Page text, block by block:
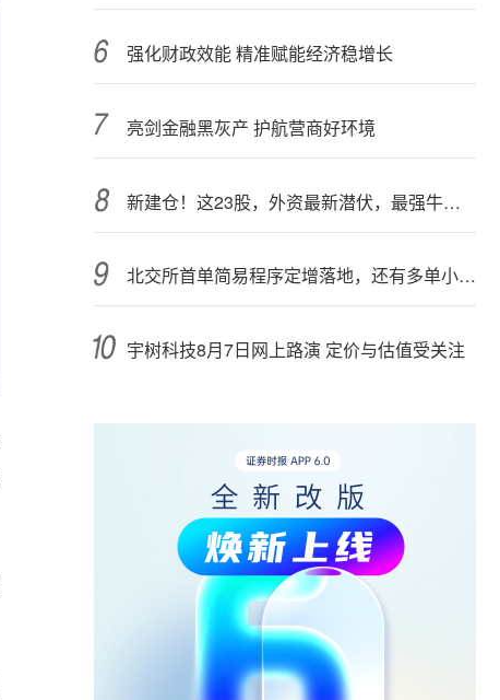
强化财政效能 精准赋能经济稳增长
亮剑金融黑灰产 护航营商好环境
新建仓！这23股，外资最新潜伏，最强牛股在列
北交所首单简易程序定增落地，还有多单小额快速融资推进中
宇树科技8月7日网上路演 定价与估值受关注